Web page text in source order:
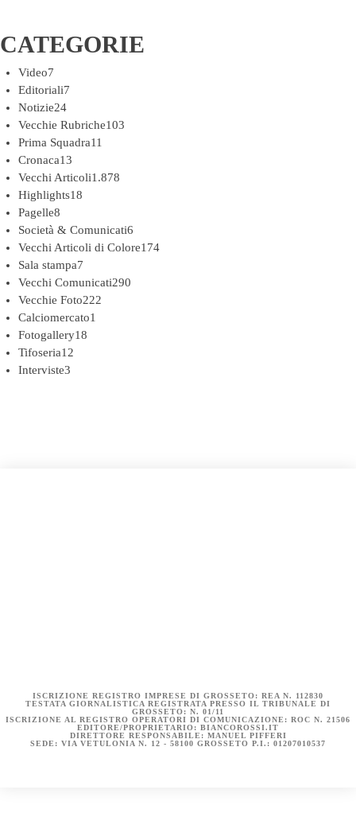
CATEGORIE
Video7
Editoriali7
Notizie24
Vecchie Rubriche103
Prima Squadra11
Cronaca13
Vecchi Articoli1.878
Highlights18
Pagelle8
Società & Comunicati6
Vecchi Articoli di Colore174
Sala stampa7
Vecchi Comunicati290
Vecchie Foto222
Calciomercato1
Fotogallery18
Tifoseria12
Interviste3
ISCRIZIONE REGISTRO IMPRESE DI GROSSETO: REA N. 112830
TESTATA GIORNALISTICA REGISTRATA PRESSO IL TRIBUNALE DI
GROSSETO: N. 01/11
ISCRIZIONE AL REGISTRO OPERATORI DI COMUNICAZIONE: ROC N. 21506
EDITORE/PROPRIETARIO: BIANCOROSSI.IT
DIRETTORE RESPONSABILE: MANUEL PIFFERI
SEDE: VIA VETULONIA N. 12 - 58100 GROSSETO P.I.: 01207010537